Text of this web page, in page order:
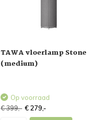
TAWA vloerlamp Stone
(medium)
Op voorraad
€ 399,- € 279,-